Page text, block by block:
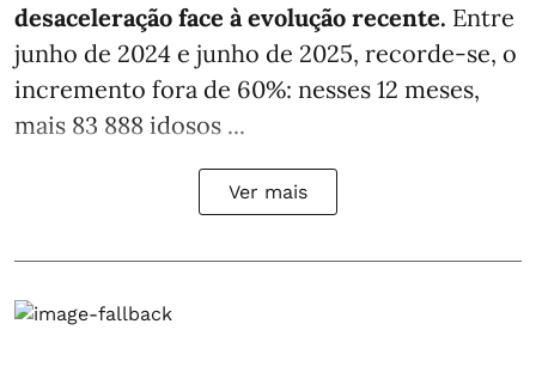
desaceleração face à evolução recente. Entre
junho de 2024 e junho de 2025, recorde-se, o
incremento fora de 60%: nesses 12 meses,
mais 83 888 idosos ...
Ver mais